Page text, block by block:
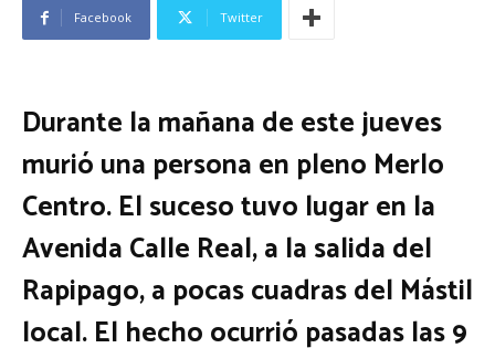
Facebook Twitter
Durante la mañana de este jueves
murió una persona en pleno Merlo
Centro. El suceso tuvo lugar en la
Avenida Calle Real, a la salida del
Rapipago, a pocas cuadras del Mástil
local. El hecho ocurrió pasadas las 9